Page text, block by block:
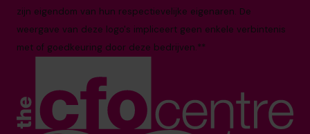
zijn eigendom van hun respectievelijke eigenaren. De
weergave van deze logo's impliceert geen enkele verbintenis
met of goedkeuring door deze bedrijven.**